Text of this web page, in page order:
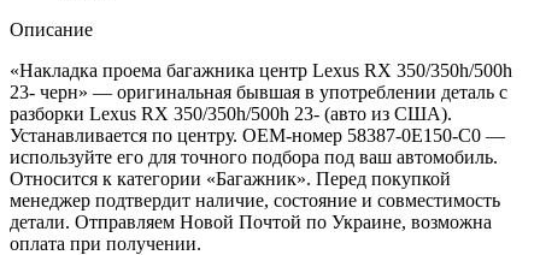
Описание
«Накладка проема багажника центр Lexus RX 350/350h/500h
23- черн» — оригинальная бывшая в употреблении деталь с
разборки Lexus RX 350/350h/500h 23- (авто из США).
Устанавливается по центру. OEM-номер 58387-0E150-C0 —
используйте его для точного подбора под ваш автомобиль.
Относится к категории «Багажник». Перед покупкой
менеджер подтвердит наличие, состояние и совместимость
детали. Отправляем Новой Почтой по Украине, возможна
оплата при получении.